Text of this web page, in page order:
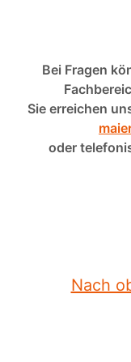
Bei Fragen
Sie erreichen
oder
Nach